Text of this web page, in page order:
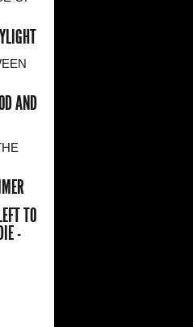
AND
LEFT TO
DIE -